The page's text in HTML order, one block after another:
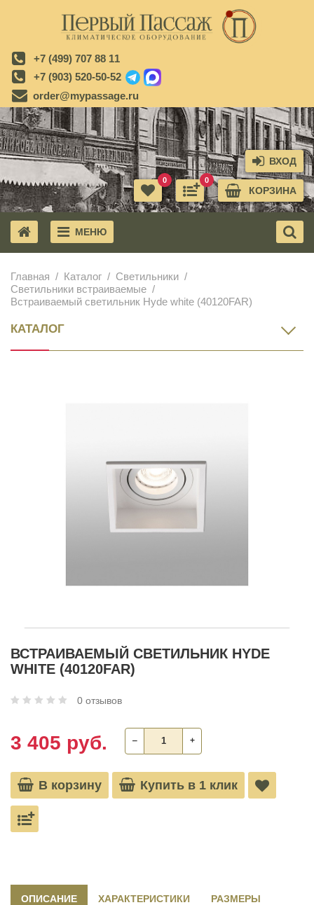
+7 (499) 707 88 11
+7 (903) 520-50-52
order@mypassage.ru
ВХОД
КОРЗИНА
0
0
МЕНЮ
Главная Каталог
Светильники
Светильники встраиваемые
Встраиваемый светильник Hyde white (40120FAR)
КАТАЛОГ
ВСТРАИВАЕМЫЙ СВЕТИЛЬНИК HYDE
WHITE (40120FAR)
0 отзывов
3 405 руб. ‒ +
В корзину Купить в 1 клик
ОПИСАНИЕ ХАРАКТЕРИСТИКИ РАЗМЕРЫ